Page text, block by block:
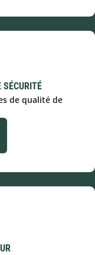
SÉCURITÉ
de qualité de